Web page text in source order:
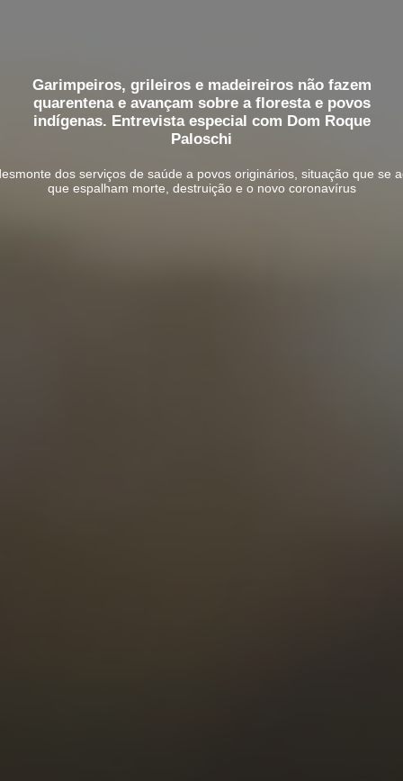
Garimpeiros, grileiros e madeireiros não fazem
quarentena e avançam sobre a floresta e povos
indígenas. Entrevista especial com Dom Roque
Paloschi
dos serviços de saúde a povos originários, situação que se
que espalham morte, destruição e o novo coronavírus